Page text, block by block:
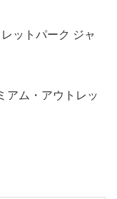
ットパーク ジャ
アム・アウトレッ